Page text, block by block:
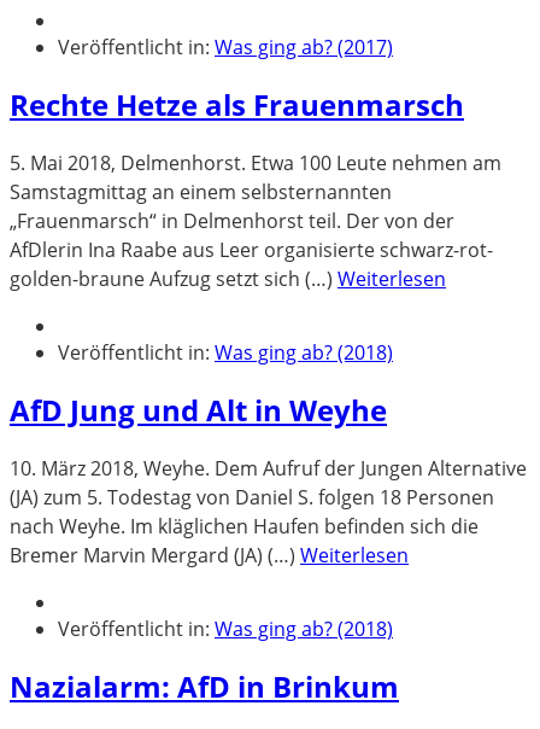
Veröffentlicht in: Was ging ab? (2017)
Rechte Hetze als Frauenmarsch
5. Mai 2018, Delmenhorst. Etwa 100 Leute nehmen am
Samstagmittag an einem selbsternannten
„Frauenmarsch“ in Delmenhorst teil. Der von der
AfDlerin Ina Raabe aus Leer organisierte schwarz-rot-
golden-braune Aufzug setzt sich (…) Weiterlesen
Veröffentlicht in: Was ging ab? (2018)
AfD Jung und Alt in Weyhe
10. März 2018, Weyhe. Dem Aufruf der Jungen Alternative
(JA) zum 5. Todestag von Daniel S. folgen 18 Personen
nach Weyhe. Im kläglichen Haufen befinden sich die
Bremer Marvin Mergard (JA) (…) Weiterlesen
Veröffentlicht in: Was ging ab? (2018)
Nazialarm: AfD in Brinkum